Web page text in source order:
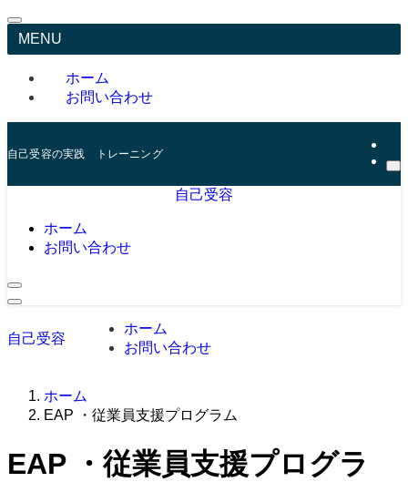
MENU
ホーム
お問い合わせ
自己受容の実践 トレーニング
自己受容
ホーム
お問い合わせ
自己受容
ホーム
お問い合わせ
ホーム
EAP ・従業員支援プログラム
EAP ・従業員支援プログラ